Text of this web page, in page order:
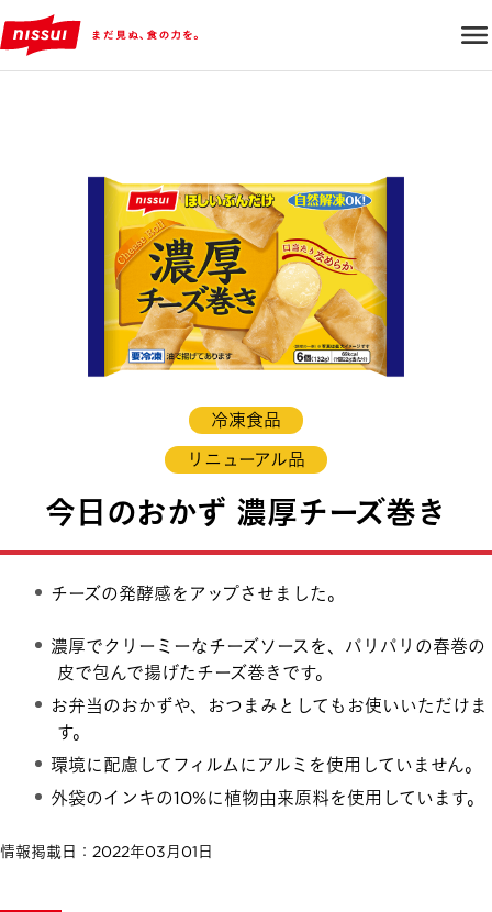
冷凍食品
リニューアル品
今日のおかず 濃厚チーズ巻き
チーズの発酵感をアップさせました。
濃厚でクリーミーなチーズソースを、パリパリの春巻の
皮で包んで揚げたチーズ巻きです。
お弁当のおかずや、おつまみとしてもお使いいただけま
す。
環境に配慮してフィルムにアルミを使用していません。
外袋のインキの10%に植物由来原料を使用しています。
情報掲載日：2022年03月01日